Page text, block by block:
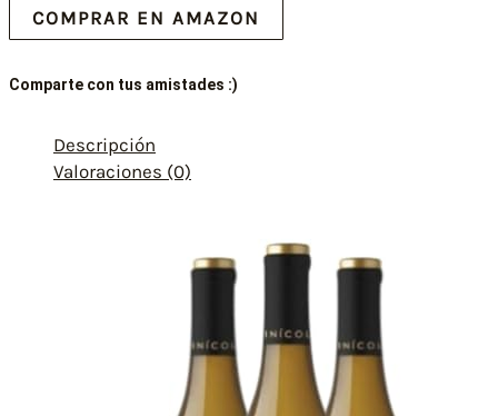
COMPRAR EN AMAZON
Comparte con tus amistades :)
Descripción
Valoraciones (0)